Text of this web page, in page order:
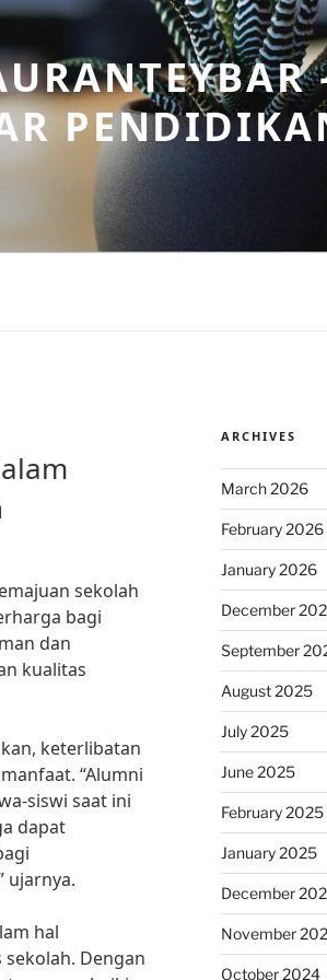
sekolah
bagi
dan
kualitas
keterlibatan
“Alumni
siswi saat ini
dapat
ujarnya.
hal
Dengan
ARCHIVES
March 2026
February 2026
January 2026
December
September
August 2025
July 2025
June 2025
February 2025
January 2025
December
November
October 2024